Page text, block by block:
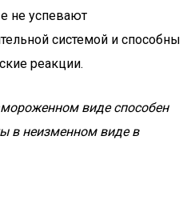
не успевают
системой и способны
реакции.
виде способен
в неизменном виде в